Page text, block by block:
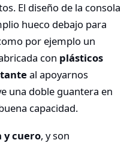
El diseño de la consola
hueco debajo para
por ejemplo un
con plásticos
al apoyarnos
una doble guantera en
capacidad.
y cuero, y son